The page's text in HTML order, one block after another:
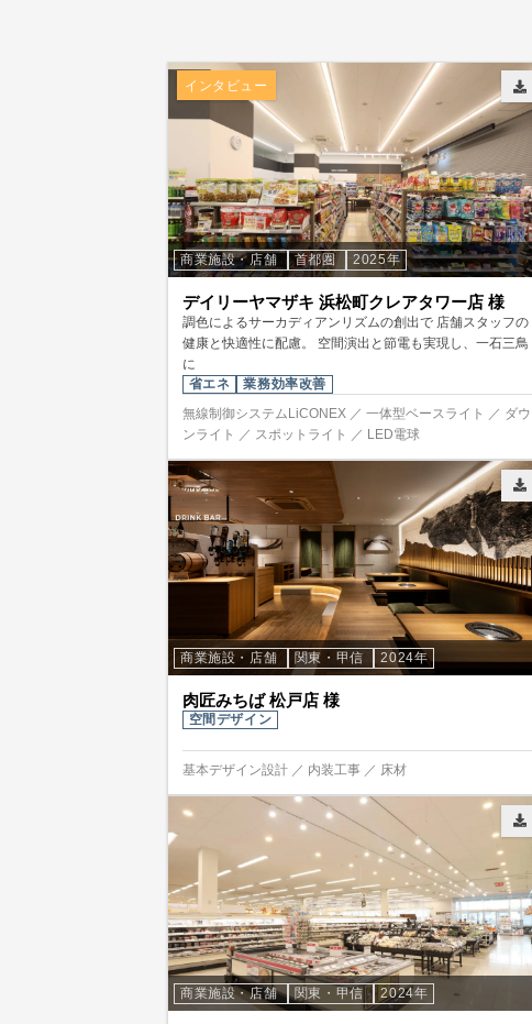
インタビュー
商業施設・店舗 首都圏 2025年
デイリーヤマザキ 浜松町クレアタワー店 様
調色によるサーカディアンリズムの創出で 店舗スタッフの
健康と快適性に配慮。 空間演出と節電も実現し、一石三鳥
に
省エネ
業務効率改善
無線制御システムLiCONEX ／ 一体型ベースライト ／ ダウ
ンライト ／ スポットライト ／ LED電球
商業施設・店舗 関東・甲信 2024年
肉匠みちば 松戸店 様
空間デザイン
基本デザイン設計 ／ 内装工事 ／ 床材
商業施設・店舗 関東・甲信 2024年